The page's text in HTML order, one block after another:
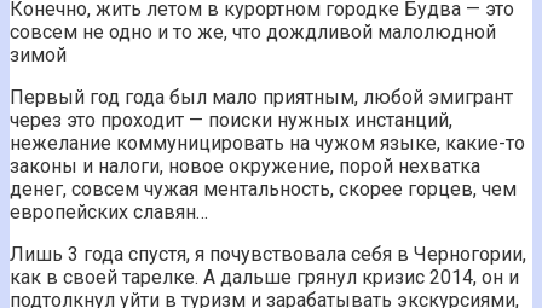
Конечно, жить летом в курортном городке Будва — это
совсем не одно и то же, что дождливой малолюдной
зимой
Первый год года был мало приятным, любой эмигрант
через это проходит — поиски нужных инстанций,
нежелание коммуницировать на чужом языке, какие-то
законы и налоги, новое окружение, порой нехватка
денег, совсем чужая ментальность, скорее горцев, чем
европейских славян…
Лишь 3 года спустя, я почувствовала себя в Черногории,
как в своей тарелке. А дальше грянул кризис 2014, он и
подтолкнул уйти в туризм и зарабатывать экскурсиями,